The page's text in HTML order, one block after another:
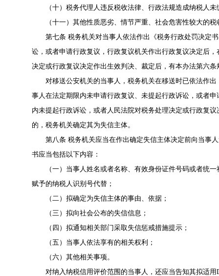
（十）税务代理人违反税收法律、行政法规造成纳税人
（十一）其他性质恶劣、情节严重、社会危害性较大的
第七条 税务机关对当事人依法作出《税务行政处罚决定
讼，或者申请行政复议，行政复议机关作出行政复议决定后
决定或行政复议决定作出生效判决、裁定后，有本办法第六
对移送公安机关的当事人，税务机关在移送时已依法作
事人在法定期限内未申请行政复议、未提起行政诉讼，或者
内未提起行政诉讼，或者人民法院对税务处理决定或行政复
的，税务机关确定其为失信主体。
第八条 税务机关应当在作出确定失信主体决定前向当事
书应当包括以下内容：
（一）当事人姓名或者名称、有效身份证件号码或者统
赋予的纳税人识别号代替；
（二）拟确定为失信主体的事由、依据；
（三）拟向社会公布的失信信息；
（四）拟通知相关部门采取失信惩戒措施提示；
（五）当事人依法享有的相关权利；
（六）其他相关事项。
对纳入纳税信用评价范围的当事人，还应当告知其拟适